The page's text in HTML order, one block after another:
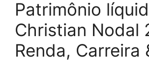
Patrimônio
Christian Nodal
Renda, Carreira